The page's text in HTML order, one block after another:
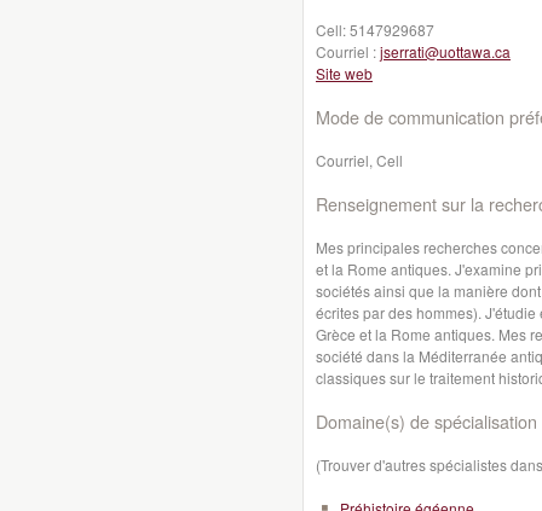
Cell:5147929687
Courriel :jserrati@uottawa.ca
Site web
Mode de communication
Courriel, Cell
Renseignement sur la
Mes principales recherches
et la Rome antiques. J'examine
sociétés ainsi que la manière
écrites par des hommes).
Grèce et la Rome antiques. Mes
société dans la Méditerranée
classiques sur le traitement
Domaine(s) de spécialisation
(Trouver d'autres spécialistes